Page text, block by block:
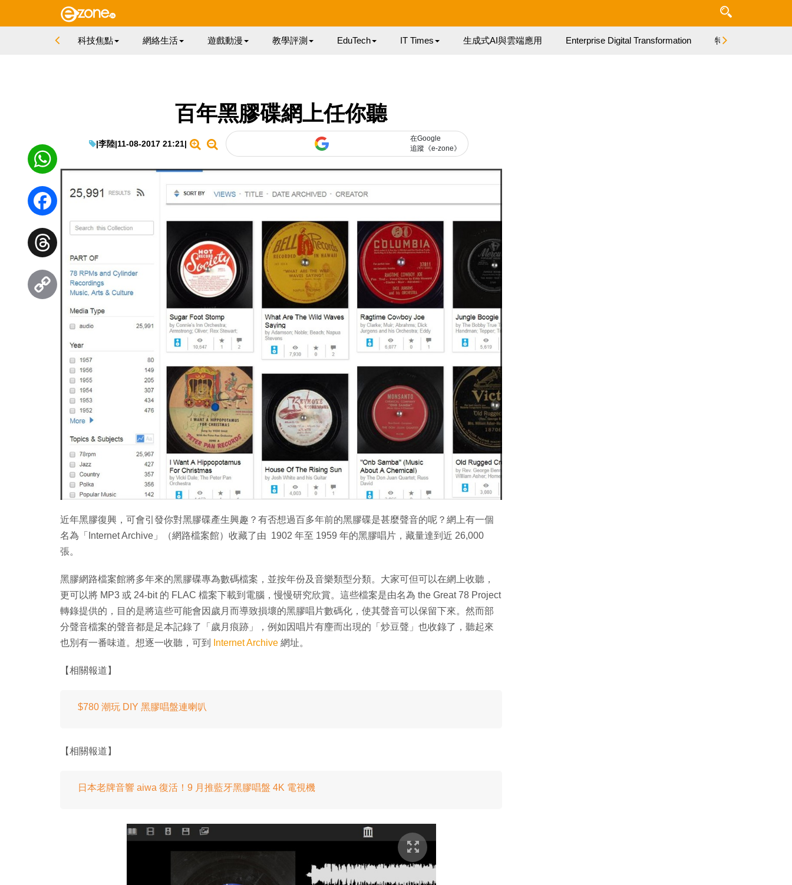
科技焦點 網絡生活 遊戲動漫 教學評測 EduTech IT Times 生成式AI與雲端應用 Enterprise Digital Transformation 特集
百年黑膠碟網上任你聽
|李陸|11-08-2017 21:21|
在Google
追蹤《e-zone》
近年黑膠復興，可會引發你對黑膠碟產生興趣？有否想過百多年前的黑膠碟是甚麼聲音的呢？網上有一個
名為「Internet Archive」（網路檔案館）收藏了由 1902 年至 1959 年的黑膠唱片，藏量達到近 26,000
張。
黑膠網路檔案館將多年來的黑膠碟專為數碼檔案，並按年份及音樂類型分類。大家可但可以在網上收聽，
更可以將 MP3 或 24-bit 的 FLAC 檔案下載到電腦，慢慢研究欣賞。這些檔案是由名為 the Great 78 Project
轉錄提供的，目的是將這些可能會因歲月而導致損壞的黑膠唱片數碼化，使其聲音可以保留下來。然而部
分聲音檔案的聲音都是足本記錄了「歲月痕跡」，例如因唱片有麈而出現的「炒豆聲」也收錄了，聽起來
也別有一番味道。想逐一收聽，可到
Internet Archive 網址。
【相關報道】
$780 潮玩 DIY 黑膠唱盤連喇叭
【相關報道】
日本老牌音響 aiwa 復活！9 月推藍牙黑膠唱盤 4K 電視機
WhatsApp
Facebook
Threads